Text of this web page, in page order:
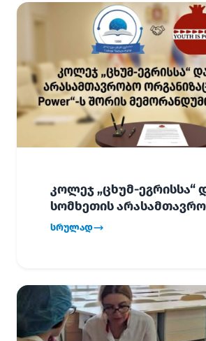
კოლეჯ „ცხუმ-ეგრისსა“
სომხეთის
ორგანიზაცია „Youth is
სრულად